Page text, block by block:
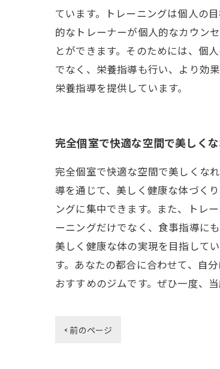
ています。トレーニングは個人の
的なトレーナーが個人的なカウン
とができます。そのためには、個
でなく、栄養指導も行い、より効
栄養指導を提供しています。
完全個室で快適な空間で美しくな
完全個室で快適な空間で美しくな
導を通じて、美しく健康な体づく
ングに集中できます。また、トレ
ーニングだけでなく、食事指導に
美しく健康な体の実現を目指して
す。あなたの都合に合わせて、自
おすすめのジムです。ぜひ一度、
< 前のページ